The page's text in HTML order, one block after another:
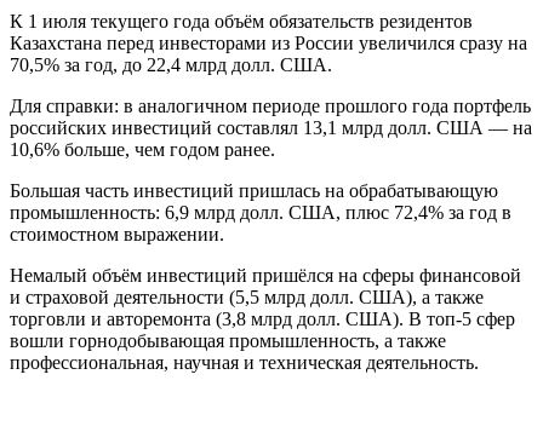
К 1 июля текущего года объём обязательств резидентов
Казахстана перед инвесторами из России увеличился сразу на
70,5% за год, до 22,4 млрд долл. США.
Для справки: в аналогичном периоде прошлого года портфель
российских инвестиций составлял 13,1 млрд долл. США — на
10,6% больше, чем годом ранее.
Большая часть инвестиций пришлась на обрабатывающую
промышленность: 6,9 млрд долл. США, плюс 72,4% за год в
стоимостном выражении.
Немалый объём инвестиций пришёлся на сферы финансовой
и страховой деятельности (5,5 млрд долл. США), а также
торговли и авторемонта (3,8 млрд долл. США). В топ-5 сфер
вошли горнодобывающая промышленность, а также
профессиональная, научная и техническая деятельность.